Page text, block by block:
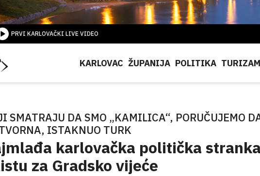
PRVI KARLOVAČKI LIVE VIDEO
KARLOVAC ŽUPANIJA POLITIKA TURIZAM
SMATRAJU DA SMO „KAMILICA“, PORUČUJEMO
ISTAKNUO TURK
karlovačka politička stranka
za Gradsko vijeće